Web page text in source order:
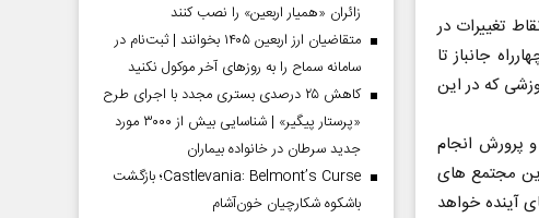
تغییرات در
جانباز تا
که در این
پرورش انجام
مختلف این مجتمع های
آینده خواهد
زائران «همیار اربعین» را نصب کنند
متقاضیان ارز اربعین ۱۴۰۵ بخوانند | ثبت‌نام در
سامانه سماح را به روز‌های آخر موکول نکنید
کاهش ۲۵ درصدی بستری مجدد با اجرای طرح
«پرستار پیگیر» | شناسایی بیش از ۳۰۰۰ مورد
جدید سرطان در خانواده بیماران
Castlevania: Belmont’s Curse؛ بازگشت
باشکوه شکارچیان خون‌آشام